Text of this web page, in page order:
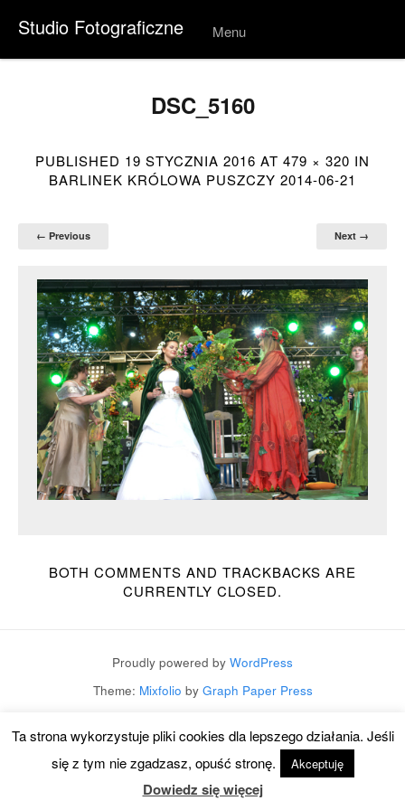
Studio Fotograficzne Menu
Skip to
DSC_5160
PUBLISHED 19 STYCZNIA 2016 AT 479 × 320 IN
BARLINEK KRÓLOWA PUSZCZY 2014-06-21
← Previous Next →
BOTH COMMENTS AND TRACKBACKS ARE
CURRENTLY CLOSED.
Proudly powered by WordPress
Theme: Mixfolio by Graph Paper Press
Ta strona wykorzystuje pliki cookies dla lepszego działania. Jeśli
się z tym nie zgadzasz, opuść stronę.
Akceptuję
Dowiedz się więcej